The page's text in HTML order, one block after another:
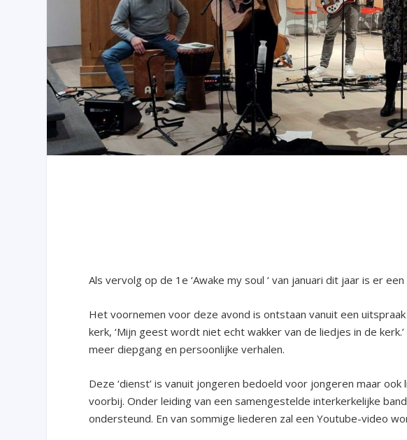
Als vervolg op de 1e ‘Awake my soul ‘ van januari dit jaar is er
Het voornemen voor deze avond is ontstaan vanuit een
kerk, ‘Mijn geest wordt niet echt wakker van de liedjes in de
meer diepgang en persoonlijke verhalen.
Deze ‘dienst’ is vanuit jongeren bedoeld voor jongeren maar
voorbij. Onder leiding van een samengestelde interkerkelijke
ondersteund. En van sommige liederen zal een Youtube-video